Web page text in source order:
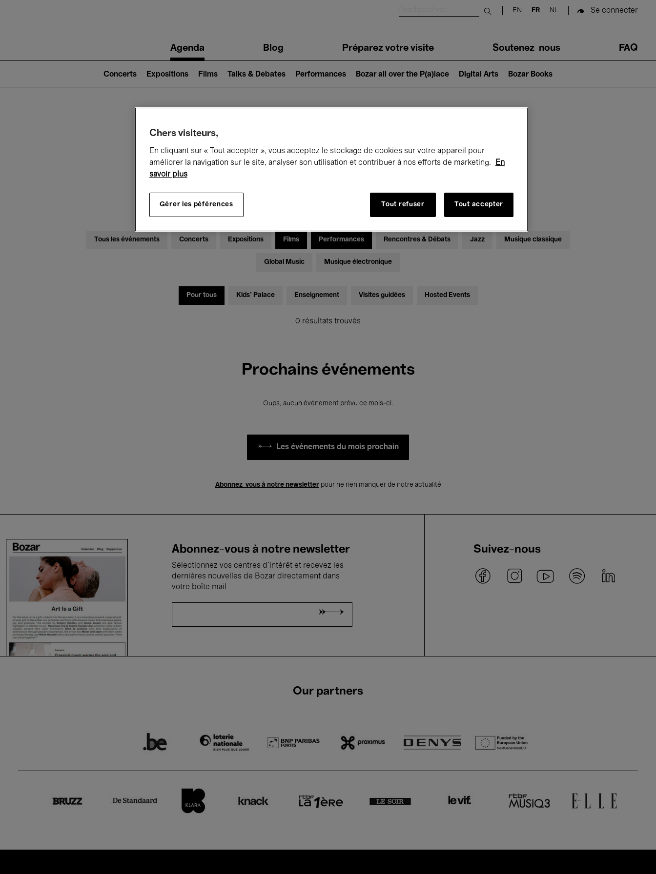
Submit search
EN FR NL Se connecter
navigationAgenda Blog Préparez votre visite Soutenez-nous FAQ
2)
Concerts Expositions Films Talks & Debates Performances Bozar all over the P(a)lace Digital Arts Bozar Books
Ce qui se passe à Bozar
Tous les événements Concerts Expositions Films Performances Rencontres & Débats Jazz Musique classique
Global Music Musique électronique
Pour tous Kids’ Palace Enseignement Visites guidées Hosted Events
0 résultats trouvés
Prochains événements
Oups, aucun événement prévu ce mois-ci.
Les événements du mois prochain
Abonnez-vous à notre newsletterpour ne rien manquer de notre actualité
Abonnez-vous à notre newsletter
Sélectionnez vos centres d'intérêt et recevez les
dernières nouvelles de Bozar directement dans
votre boîte mail
Suivez-nous
Our partners
Chers visiteurs,
En cliquant sur « Tout accepter », vous acceptez le stockage de cookies sur votre appareil pour
améliorer la navigation sur le site, analyser son utilisation et contribuer à nos efforts de marketing.
En
savoir plus
Gérer les péférences Tout refuser Tout accepter